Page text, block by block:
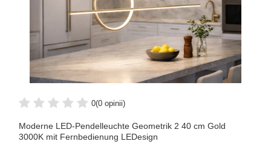
0(0 opinii)
Moderne LED-Pendelleuchte Geometrik 2 40 cm Gold
3000K mit Fernbedienung LEDesign